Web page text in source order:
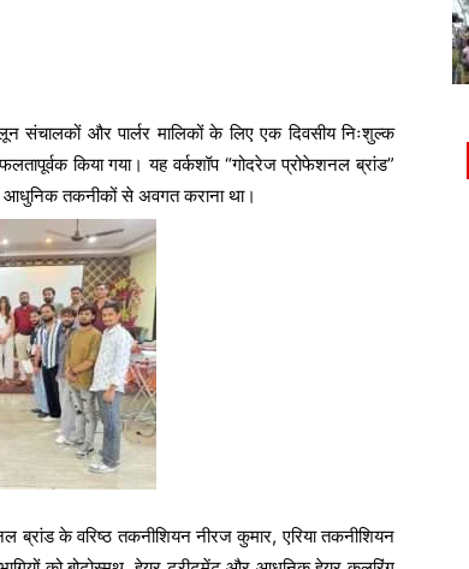
संचालकों और पार्लर मालिकों के लिए एक दिवसीय निःशुल्क
किया गया। यह वर्कशॉप “गोदरेज प्रोफेशनल ब्रांड”
आधुनिक तकनीकों से अवगत कराना था।
ब्रांड के वरिष्ठ तकनीशियन नीरज कुमार, एरिया तकनीशियन